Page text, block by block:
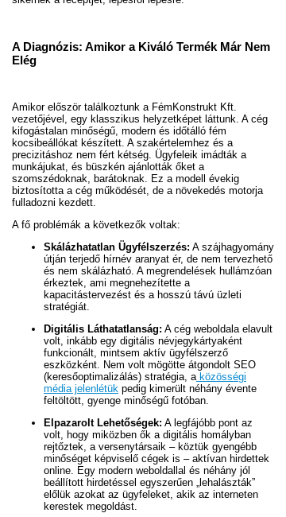
A Diagnózis: Amikor a Kiváló Termék Már Nem
Elég
Amikor először találkoztunk a FémKonstrukt Kft.
vezetőjével, egy klasszikus helyzetképet láttunk. A cég
kifogástalan minőségű, modern és időtálló fém
kocsibeállókat készített. A szakértelemhez és a
precizitáshoz nem fért kétség. Ügyfeleik imádták a
munkájukat, és büszkén ajánlották őket a
szomszédoknak, barátoknak. Ez a modell évekig
biztosította a cég működését, de a növekedés motorja
fulladozni kezdett.
A fő problémák a következők voltak:
Skálázhatatlan Ügyfélszerzés: A szájhagyomány
útján terjedő hírnév aranyat ér, de nem tervezhető
és nem skálázható. A megrendelések hullámzóan
érkeztek, ami megnehezítette a
kapacitástervezést és a hosszú távú üzleti
stratégiát.
Digitális Láthatatlanság: A cég weboldala elavult
volt, inkább egy digitális névjegykártyaként
funkcionált, mintsem aktív ügyfélszerző
eszközként. Nem volt mögötte átgondolt SEO
(keresőoptimalizálás) stratégia, aközösségi
média jelenlétük pedig kimerült néhány évente
feltöltött, gyenge minőségű fotóban.
Elpazarolt Lehetőségek: A legfájóbb pont az
volt, hogy miközben ők a digitális homályban
rejtőztek, a versenytársaik – köztük gyengébb
minőséget képviselő cégek is – aktívan hirdettek
online. Egy modern weboldallal és néhány jól
beállított hirdetéssel egyszerűen „lehalászták”
előlük azokat az ügyfeleket, akik az interneten
kerestek megoldást.